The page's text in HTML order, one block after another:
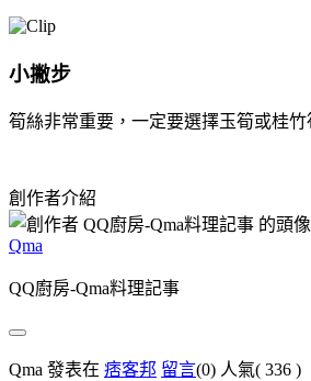
小撇步
筍絲非常重要，一定要選擇玉筍或桂
創作者介紹
Qma
QQ廚房-Qma料理記事
Qma 發表在 痞客邦 留言(0) 人氣( 336 )